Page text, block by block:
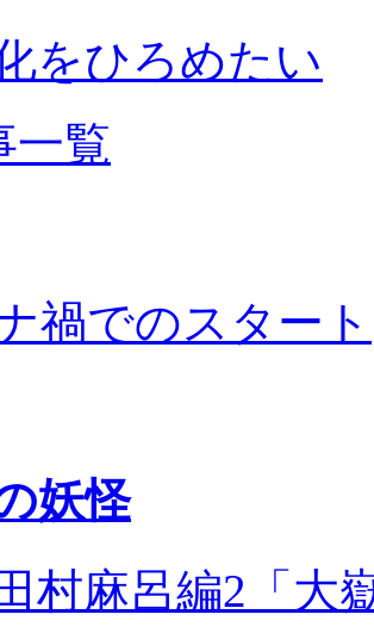
をひろめたい
一覧
禍でのスタート
妖怪
村麻呂編2「大